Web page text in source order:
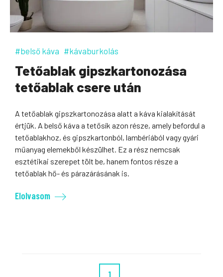
#belső káva #kávaburkolás
Tetőablak gipszkartonozása
tetőablak csere után
A tetőablak gipszkartonozása alatt a káva kialakítását
értjük. A belső káva a tetősík azon része, amely befordul a
tetőablakhoz, és gipszkartonból, lambériából vagy gyári
műanyag elemekből készülhet. Ez a rész nemcsak
esztétikai szerepet tölt be, hanem fontos része a
tetőablak hő- és párazárásának is.
Elolvasom
1